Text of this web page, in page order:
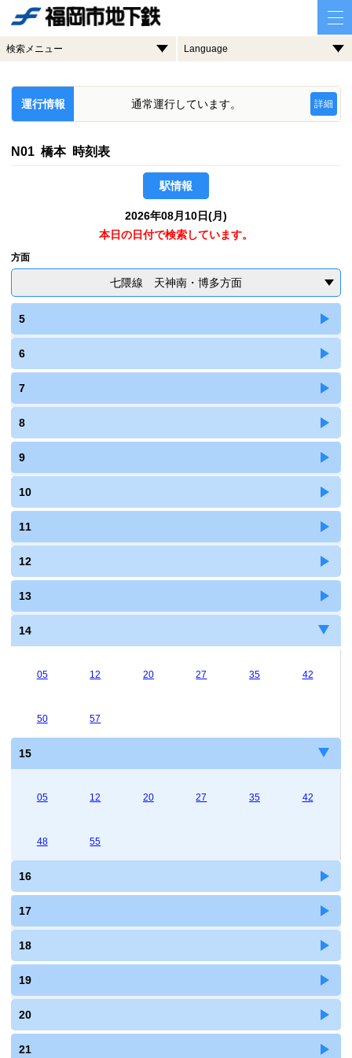
検索メニュー Language
運行情報 通常運行しています。 詳細
N01 橋本 時刻表
駅情報
2026年08月10日(月)
本日の日付で検索しています。
方面
七隈線 天神南・博多方面
5
6
7
8
9
10
11
12
13
14
05 12 20 27 35 42
50 57
15
05 12 20 27 35 42
48 55
16
17
18
19
20
21